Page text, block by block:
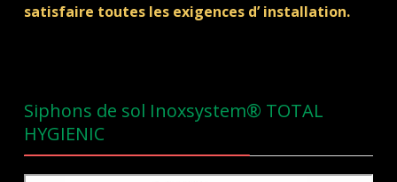
satisfaire toutes les exigences d’ installation.
Siphons de sol Inoxsystem® TOTAL
HYGIENIC